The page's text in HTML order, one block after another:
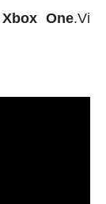
One.Vi